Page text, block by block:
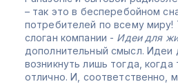
– так это в бесперебойном
потребителей по всему миру!
слоган компании - Идеи для
дополнительный смысл. Идеи
возникнуть лишь тогда, когда
отлично. И, соответственно,